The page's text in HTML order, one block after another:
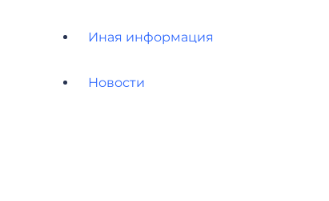
Иная информация
Новости